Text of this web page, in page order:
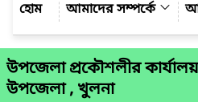
আমাদের সম্পর্কে
উপজেলা প্রকৌশলীর
উপজেলা , খুলনা